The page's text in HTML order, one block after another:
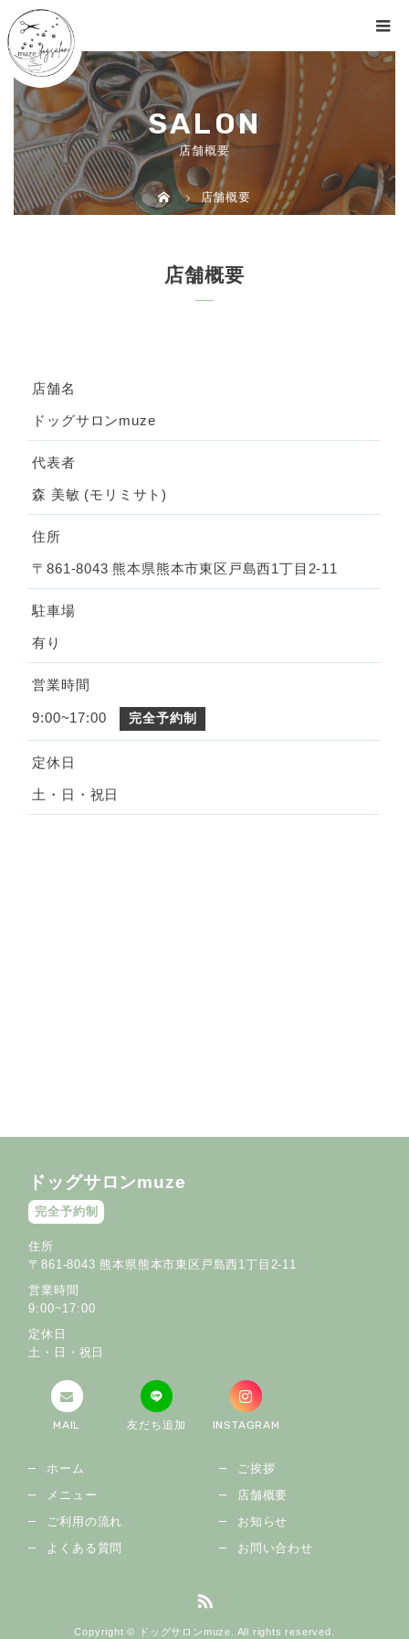
SALON
店舗概要
店舗概要
店舗概要
店舗名
ドッグサロンmuze
代表者
森 美敏 (モリミサト)
住所
〒861-8043 熊本県熊本市東区戸島西1丁目2-11
駐車場
有り
営業時間
9:00~17:00 完全予約制
定休日
土・日・祝日
ドッグサロンmuze
完全予約制
住所
〒861-8043 熊本県熊本市東区戸島西1丁目2-11
営業時間
9:00~17:00
定休日
土・日・祝日
MAIL 友だち追加 INSTAGRAM
ホーム
メニュー
ご利用の流れ
よくある質問
ご挨拶
店舗概要
お知らせ
お問い合わせ
Copyright © ドッグサロンmuze. All rights reserved.